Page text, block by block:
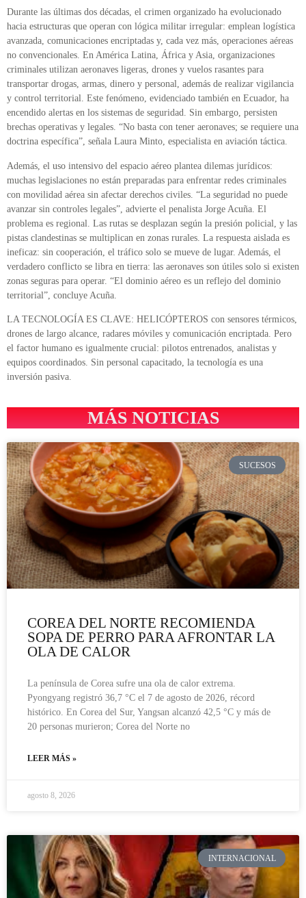
Durante las últimas dos décadas, el crimen organizado ha evolucionado
hacia estructuras que operan con lógica militar irregular: emplean logística
avanzada, comunicaciones encriptadas y, cada vez más, operaciones aéreas
no convencionales. En América Latina, África y Asia, organizaciones
criminales utilizan aeronaves ligeras, drones y vuelos rasantes para
transportar drogas, armas, dinero y personal, además de realizar vigilancia
y control territorial. Este fenómeno, evidenciado también en Ecuador, ha
encendido alertas en los sistemas de seguridad. Sin embargo, persisten
brechas operativas y legales. “No basta con tener aeronaves; se requiere una
doctrina específica”, señala Laura Minto, especialista en aviación táctica.
Además, el uso intensivo del espacio aéreo plantea dilemas jurídicos:
muchas legislaciones no están preparadas para enfrentar redes criminales
con movilidad aérea sin afectar derechos civiles. “La seguridad no puede
avanzar sin controles legales”, advierte el penalista Jorge Acuña. El
problema es regional. Las rutas se desplazan según la presión policial, y las
pistas clandestinas se multiplican en zonas rurales. La respuesta aislada es
ineficaz: sin cooperación, el tráfico solo se mueve de lugar. Además, el
verdadero conflicto se libra en tierra: las aeronaves son útiles solo si existen
zonas seguras para operar. “El dominio aéreo es un reflejo del dominio
territorial”, concluye Acuña.
LA TECNOLOGÍA ES CLAVE: HELICÓPTEROS con sensores térmicos,
drones de largo alcance, radares móviles y comunicación encriptada. Pero
el factor humano es igualmente crucial: pilotos entrenados, analistas y
equipos coordinados. Sin personal capacitado, la tecnología es una
inversión pasiva.
MÁS NOTICIAS
SUCESOS
COREA DEL NORTE RECOMIENDA
SOPA DE PERRO PARA AFRONTAR LA
OLA DE CALOR
La península de Corea sufre una ola de calor extrema.
Pyongyang registró 36,7 °C el 7 de agosto de 2026, récord
histórico. En Corea del Sur, Yangsan alcanzó 42,5 °C y más de
20 personas murieron; Corea del Norte no
LEER MÁS »
agosto 8, 2026
INTERNACIONAL